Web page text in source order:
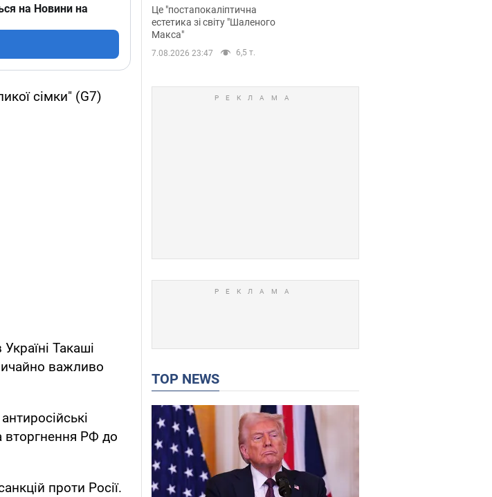
на Новини на
сімки" (G7)
Такаші
важливо
вторгнення РФ до
проти Росії.
російських FPV-дронів.
Фото
Це "постапокаліптична
естетика зі світу "Шаленого
Макса"
7.08.2026 23:47 6,5 т.
TOP NEWS